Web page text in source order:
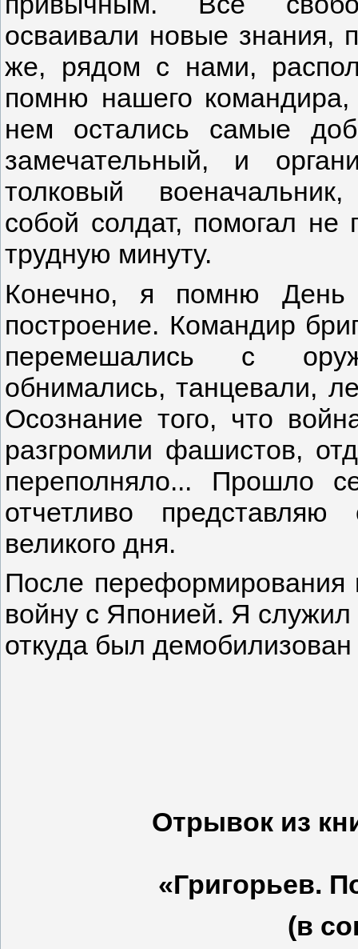
осваивали новые знания,
же, рядом с нами,
помню нашего
нем остались самые
замечательный, и
толковый
собой солдат, помогал
трудную минуту.
Конечно, я помню День
построение. Командир
перемешались с
обнимались, танцевали,
Осознание того, что
разгромили фашистов,
переполняло... Прошло
отчетливо
великого дня.
После
войну с Японией. Я
откуда был демобилизован
Отрывок из
«Григорьев.
(в